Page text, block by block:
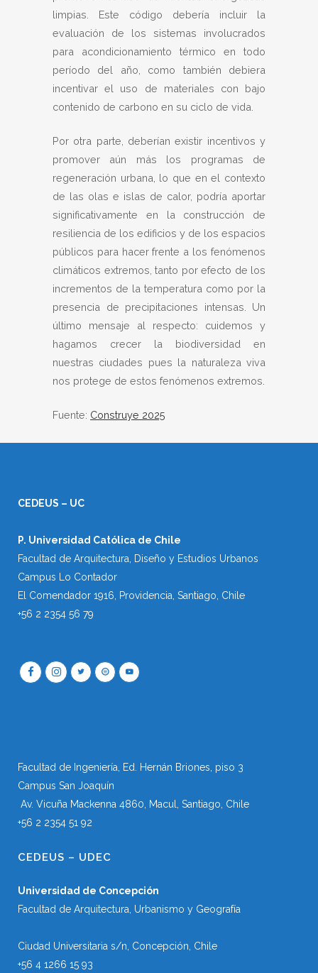
limpias. Este código debería incluir la
evaluación de los sistemas involucrados
para acondicionamiento térmico en todo
período del año, como también debiera
incentivar el uso de materiales con bajo
contenido de carbono en su ciclo de vida.
Por otra parte, deberían existir incentivos y
promover aún más los programas de
regeneración urbana, lo que en el contexto
de las olas e islas de calor, podría aportar
significativamente en la construcción de
resiliencia de los edificios y de los espacios
públicos para hacer frente a los fenómenos
climáticos extremos, tanto por efecto de los
incrementos de la temperatura como por la
presencia de precipitaciones intensas. Un
último mensaje al respecto: cuidemos y
hagamos crecer la biodiversidad en
nuestras ciudades pues la naturaleza viva
nos protege de estos fenómenos extremos.
Fuente: Construye 2025
CEDEUS – UC
P. Universidad Católica de Chile
Facultad de Arquitectura, Diseño y Estudios Urbanos
Campus Lo Contador
El Comendador 1916, Providencia, Santiago, Chile
+56 2 2354 56 79
Facultad de Ingeniería, Ed. Hernán Briones, piso 3
Campus San Joaquín
Av. Vicuña Mackenna 4860, Macul, Santiago, Chile
+56 2 2354 51 92
CEDEUS – UDEC
Universidad de Concepción
Facultad de Arquitectura, Urbanismo y Geografía
Ciudad Universitaria s/n, Concepción, Chile
+56 4 1266 15 93